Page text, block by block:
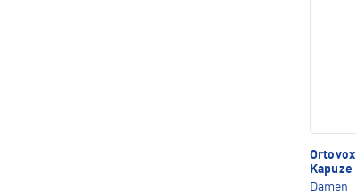
Ortovox
Kapuze
Damen